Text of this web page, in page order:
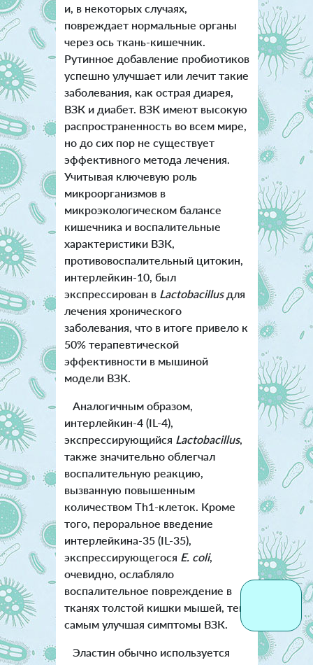
и, в некоторых случаях,
повреждает нормальные органы
через ось ткань-кишечник.
Рутинное добавление пробиотиков
успешно улучшает или лечит такие
заболевания, как острая диарея,
ВЗК и диабет. ВЗК имеют высокую
распространенность во всем мире,
но до сих пор не существует
эффективного метода лечения.
Учитывая ключевую роль
микроорганизмов в
микроэкологическом балансе
кишечника и воспалительные
характеристики ВЗК,
противовоспалительный цитокин,
интерлейкин-10, был
экспрессирован в Lactobacillusдля
лечения хронического
заболевания, что в итоге привело к
50% терапевтической
эффективности в мышиной
модели ВЗК.
Аналогичным образом,
интерлейкин-4 (IL-4),
экспрессирующийся Lactobacillus,
также значительно облегчал
воспалительную реакцию,
вызванную повышенным
количеством Th1-клеток. Кроме
того, пероральное введение
интерлейкина-35 (IL-35),
экспрессирующегося E. coli,
очевидно, ослабляло
воспалительное повреждение в
тканях толстой кишки мышей, тем
самым улучшая симптомы ВЗК.
Эластин обычно используется